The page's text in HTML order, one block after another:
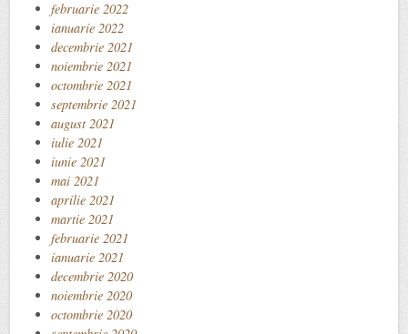
februarie 2022
ianuarie 2022
decembrie 2021
noiembrie 2021
octombrie 2021
septembrie 2021
august 2021
iulie 2021
iunie 2021
mai 2021
aprilie 2021
martie 2021
februarie 2021
ianuarie 2021
decembrie 2020
noiembrie 2020
octombrie 2020